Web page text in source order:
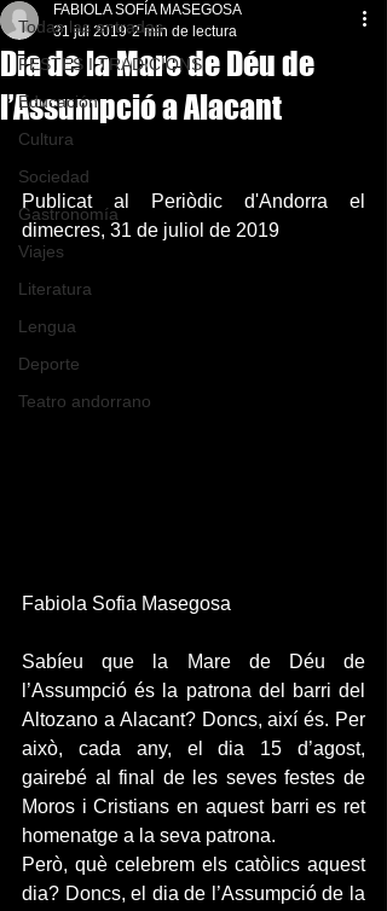
Todas las entradas
FESTES I TRADICIONS
Educación
Cultura
Sociedad
Gastronomía
Viajes
Literatura
Lengua
Deporte
Teatro andorrano
Dia de la Mare de Déu de
l’Assumpció a Alacant
FABIOLA SOFÍA MASEGOSA
31 jul 2019 2 min de lectura
Publicat al Periòdic d'Andorra el
dimecres, 31 de juliol de 2019
Fabiola Sofia Masegosa
Sabíeu que la Mare de Déu de
l’Assumpció és la patrona del barri del
Altozano a Alacant? Doncs, així és. Per
això, cada any, el dia 15 d’agost,
gairebé al final de les seves festes de
Moros i Cristians en aquest barri es ret
homenatge a la seva patrona.
Però, què celebrem els catòlics aquest
dia? Doncs, el dia de l’Assumpció de la